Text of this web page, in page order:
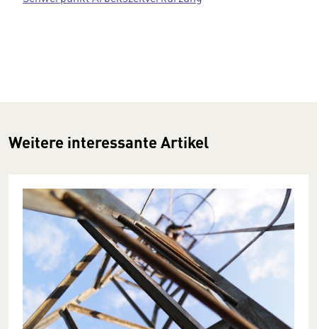
Weitere interessante Artikel